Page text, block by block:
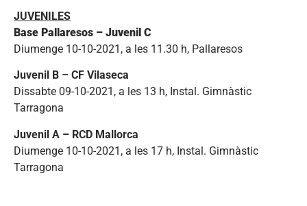
JUVENILES
Base Pallaresos – Juvenil C
Diumenge 10-10-2021, a les 11.30 h, Pallaresos
Juvenil B – CF Vilaseca
Dissabte 09-10-2021, a les 13 h, Instal. Gimnàstic
Tarragona
Juvenil A – RCD Mallorca
Diumenge 10-10-2021, a les 17 h, Instal. Gimnàstic
Tarragona